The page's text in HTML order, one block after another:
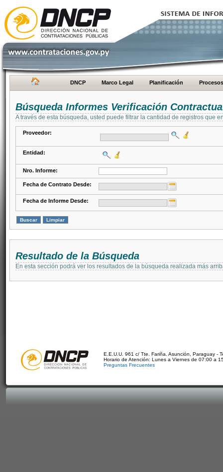
DNCP Marco Legal Planificación Procesos
Búsqueda Informes Verificación
A través de esta búsqueda, usted puede filtrar la cantidad de registros que
Proveedor:
Entidad:
Nro. Informe:
Fecha de Contrato Desde:
Fecha de Informe Desde:
Resultado de la Búsqueda
En esta sección podrá ver los resultados de la búsqueda realizada más
E.E.U.U. 961 c/ Tte. Fariña. Asunción, Paraguay -
Horario de Atención: Lunes a Viernes de 07:00 a
Preguntas Frecuentes